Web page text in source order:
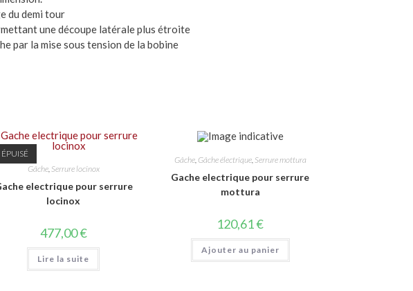
du demi tour
une découpe latérale plus étroite
par la mise sous tension de la bobine
ÉPUISÉ
Gâche, Serrure locinox
electrique pour serrure
locinox
477,00€
Lire la suite
Gâche, Gâche électrique, Serrure mottura
Gache electrique pour serrure
mottura
120,61€
Ajouter au panier